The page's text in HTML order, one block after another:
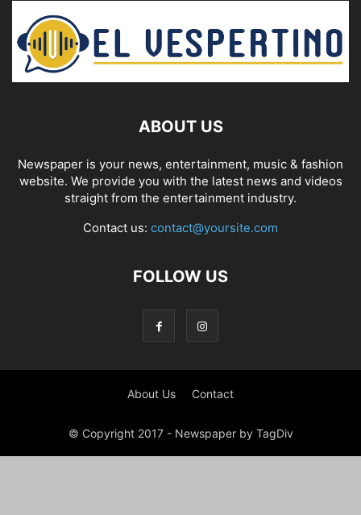
ABOUT US
Newspaper is your news, entertainment, music & fashion
website. We provide you with the latest news and videos
straight from the entertainment industry.
Contact us: contact@yoursite.com
FOLLOW US
About Us Contact
© Copyright 2017 - Newspaper by TagDiv